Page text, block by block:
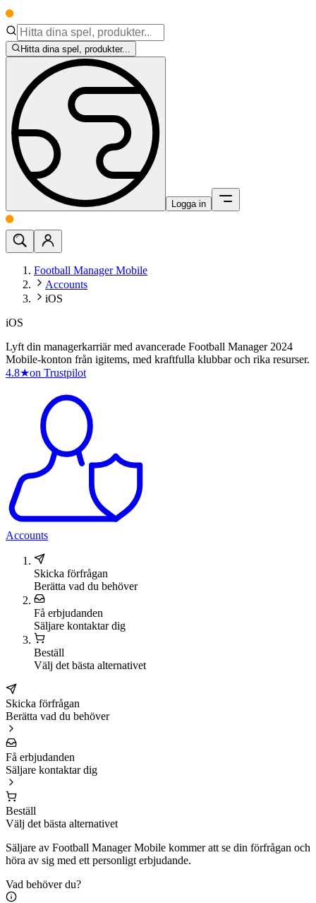
Hitta dina spel, produkter...
Logga in
Football Manager Mobile
Accounts
iOS
iOS
Lyft din managerkarriär med avancerade Football Manager 2024
Mobile-konton från igitems, med kraftfulla klubbar och rika resurser.
4.8★on Trustpilot
Accounts
Skicka förfrågan
Berätta vad du behöver
Få erbjudanden
Säljare kontaktar dig
Beställ
Välj det bästa alternativet
Skicka förfrågan
Berätta vad du behöver
Få erbjudanden
Säljare kontaktar dig
Beställ
Välj det bästa alternativet
Säljare av Football Manager Mobile kommer att se din förfrågan och
höra av sig med ett personligt erbjudande.
Vad behöver du?